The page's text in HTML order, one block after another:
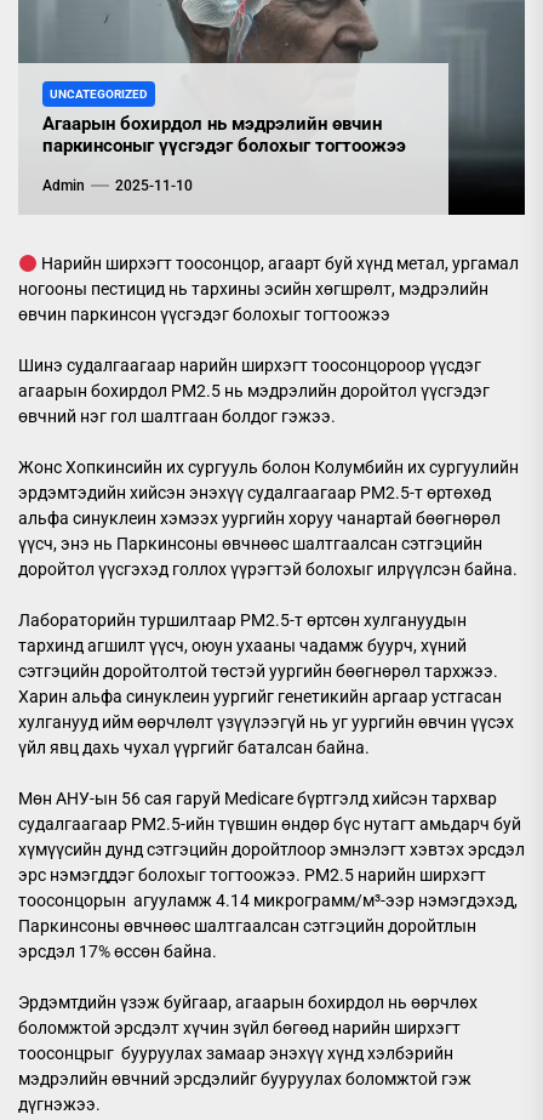
UNCATEGORIZED
Агаарын бохирдол нь мэдрэлийн өвчин
паркинсоныг үүсгэдэг болохыг тогтоожээ
Admin 2025-11-10
Нарийн ширхэгт тоосонцор, агаарт буй хүнд метал, ургамал
ногооны пестицид нь тархины эсийн хөгшрөлт, мэдрэлийн
өвчин паркинсон үүсгэдэг болохыг тогтоожээ
Шинэ судалгаагаар нарийн ширхэгт тоосонцороор үүсдэг
агаарын бохирдол PM2.5 нь мэдрэлийн доройтол үүсгэдэг
өвчний нэг гол шалтгаан болдог гэжээ.
Жонс Хопкинсийн их сургууль болон Колумбийн их сургуулийн
эрдэмтэдийн хийсэн энэхүү судалгаагаар PM2.5-т өртөхөд
альфа синуклеин хэмээх уургийн хоруу чанартай бөөгнөрөл
үүсч, энэ нь Паркинсоны өвчнөөс шалтгаалсан сэтгэцийн
доройтол үүсгэхэд голлох үүрэгтэй болохыг илрүүлсэн байна.
Лабораторийн туршилтаар PM2.5-т өртсөн хулгануудын
тархинд агшилт үүсч, оюун ухааны чадамж буурч, хүний
сэтгэцийн доройтолтой төстэй уургийн бөөгнөрөл тархжээ.
Харин альфа синуклеин уургийг генетикийн аргаар устгасан
хулганууд ийм өөрчлөлт үзүүлээгүй нь уг уургийн өвчин үүсэх
үйл явц дахь чухал үүргийг баталсан байна.
Мөн АНУ-ын 56 сая гаруй Medicare бүртгэлд хийсэн тархвар
судалгаагаар PM2.5-ийн түвшин өндөр бүс нутагт амьдарч буй
хүмүүсийн дунд сэтгэцийн доройтлоор эмнэлэгт хэвтэх эрсдэл
эрс нэмэгддэг болохыг тогтоожээ. PM2.5 нарийн ширхэгт
тоосонцорын агууламж 4.14 микрограмм/м³-ээр нэмэгдэхэд,
Паркинсоны өвчнөөс шалтгаалсан сэтгэцийн доройтлын
эрсдэл 17% өссөн байна.
Эрдэмтдийн үзэж буйгаар, агаарын бохирдол нь өөрчлөх
боломжтой эрсдэлт хүчин зүйл бөгөөд нарийн ширхэгт
тоосонцрыг бууруулах замаар энэхүү хүнд хэлбэрийн
мэдрэлийн өвчний эрсдэлийг бууруулах боломжтой гэж
дүгнэжээ.